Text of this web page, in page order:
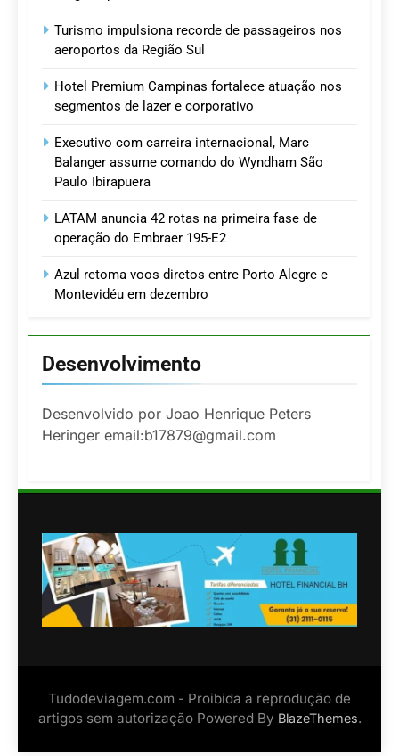
Turismo impulsiona recorde de passageiros nos
aeroportos da Região Sul
Hotel Premium Campinas fortalece atuação nos
segmentos de lazer e corporativo
Executivo com carreira internacional, Marc
Balanger assume comando do Wyndham São
Paulo Ibirapuera
LATAM anuncia 42 rotas na primeira fase de
operação do Embraer 195-E2
Azul retoma voos diretos entre Porto Alegre e
Montevidéu em dezembro
Desenvolvimento
Desenvolvido por Joao Henrique Peters
Heringer email:b17879@gmail.com
Tudodeviagem.com - Proibida a reprodução de
artigos sem autorização Powered By BlazeThemes.